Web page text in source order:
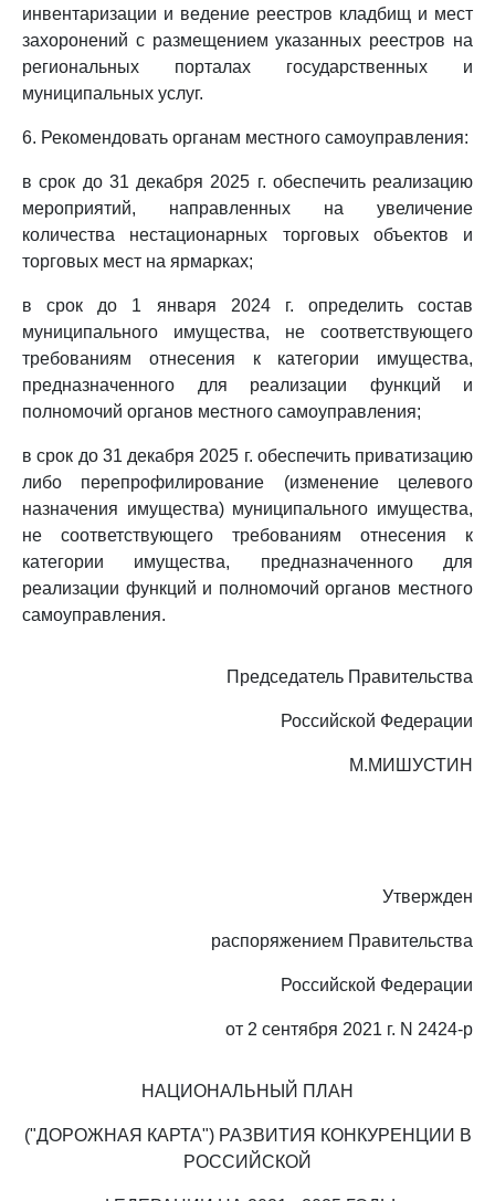
инвентаризации и ведение реестров кладбищ и мест
захоронений с размещением указанных реестров на
региональных порталах государственных и
муниципальных услуг.
6. Рекомендовать органам местного самоуправления:
в срок до 31 декабря 2025 г. обеспечить реализацию
мероприятий, направленных на увеличение
количества нестационарных торговых объектов и
торговых мест на ярмарках;
в срок до 1 января 2024 г. определить состав
муниципального имущества, не соответствующего
требованиям отнесения к категории имущества,
предназначенного для реализации функций и
полномочий органов местного самоуправления;
в срок до 31 декабря 2025 г. обеспечить приватизацию
либо перепрофилирование (изменение целевого
назначения имущества) муниципального имущества,
не соответствующего требованиям отнесения к
категории имущества, предназначенного для
реализации функций и полномочий органов местного
самоуправления.
Председатель Правительства
Российской Федерации
М.МИШУСТИН
Утвержден
распоряжением Правительства
Российской Федерации
от 2 сентября 2021 г. N 2424-р
НАЦИОНАЛЬНЫЙ ПЛАН
("ДОРОЖНАЯ КАРТА") РАЗВИТИЯ КОНКУРЕНЦИИ В
РОССИЙСКОЙ